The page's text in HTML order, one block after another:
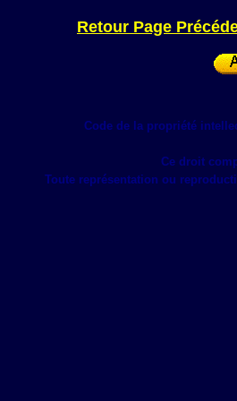
Retour Page
Code de la propriété
Ce droit
Toute représentation ou